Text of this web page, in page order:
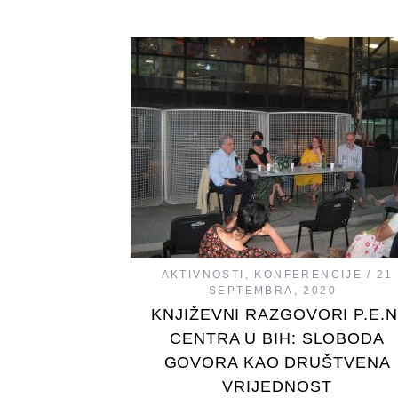
AKTIVNOSTI , KONFERENCIJE
21
SEPTEMBRA, 2020
KNJIŽEVNI RAZGOVORI
CENTRA U BIH: SLOBODA
GOVORA KAO DRUŠTVENA
VRIJEDNOST